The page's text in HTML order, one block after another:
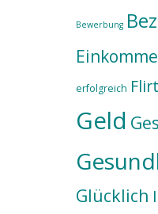
Bewerbung
erfolgreich Flirt
Geld
Glücklich